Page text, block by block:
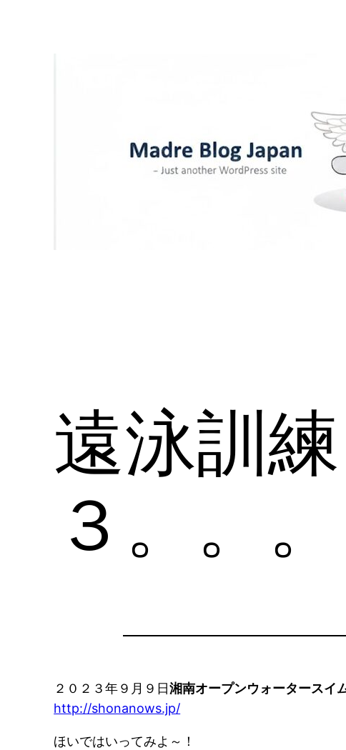
遠泳訓
３。。。
２０２３年９月９日湘南オープンウォータースイ
http://shonanows.jp/
ほいではいってみよ～！